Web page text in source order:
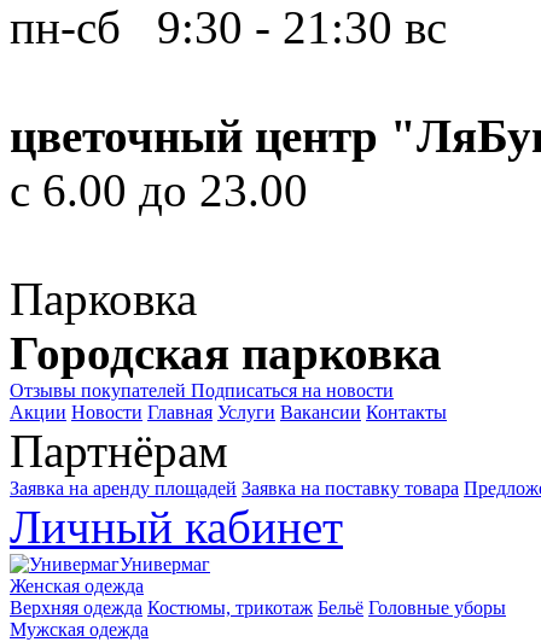
пн-сб 9:30 - 21:30 вс
цветочный центр
с 6.00 до 23.00
Парковка
Городская парковка
Отзывы покупателей Подписаться на новости
Акции Новости Главная Услуги Вакансии Контакты
Партнёрам
Заявка на аренду площадей Заявка на поставку товара
Личный кабинет
Универмаг
Женская одежда
Верхняя одежда Костюмы, трикотаж Бельё Головные уборы
Мужская одежда